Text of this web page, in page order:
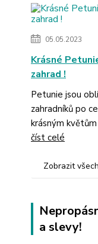
05.05.2023
Krásné
zahrad !
Petunie jsou
zahradníků po
krásným
číst celé
Zobrazit
a slevy!